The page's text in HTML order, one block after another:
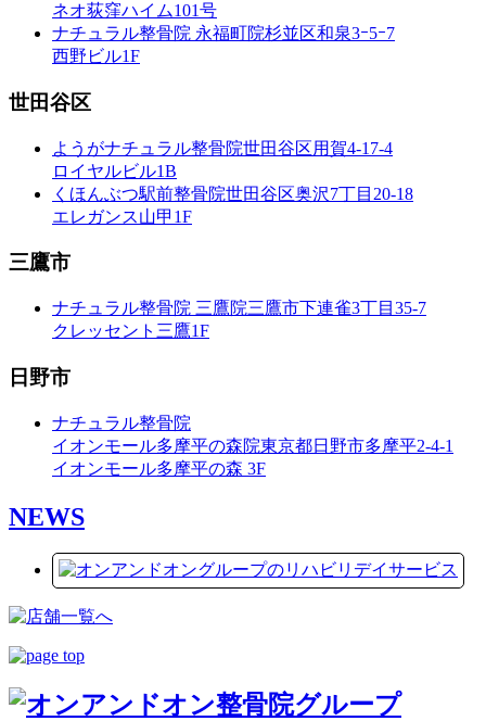
ネオ荻窪ハイム101号
ナチュラル整骨院 永福町院杉並区和泉3ｰ5ｰ7
西野ビル1F
世田谷区
ようがナチュラル整骨院世田谷区用賀4-17-4
ロイヤルビル1B
くほんぶつ駅前整骨院世田谷区奥沢7丁目20-18
エレガンス山甲1F
三鷹市
ナチュラル整骨院 三鷹院三鷹市下連雀3丁目35-7
クレッセント三鷹1F
日野市
ナチュラル整骨院
イオンモール多摩平の森院東京都日野市多摩平2-4-1
イオンモール多摩平の森 3F
NEWS